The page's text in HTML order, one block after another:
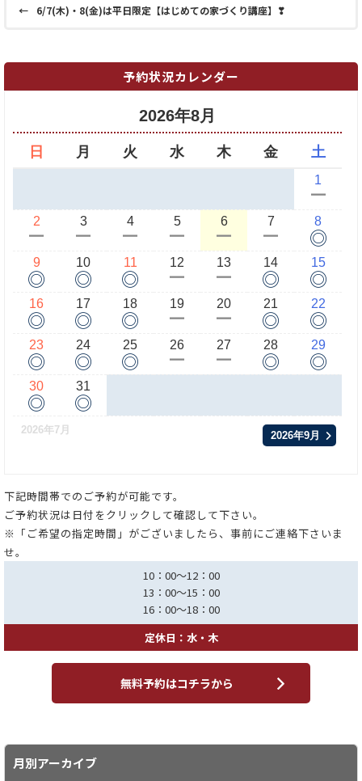
← 6/7(木)・8(金)は平日限定【はじめての家づくり講座】❣
予約状況カレンダー
2026年8月
日 月 火 水 木 金 土
1
ー
2
ー
3
ー
4
ー
5
ー
6
ー
7
ー
8
◎
9
◎
10
◎
11
◎
12
ー
13
ー
14
◎
15
◎
16
◎
17
◎
18
◎
19
ー
20
ー
21
◎
22
◎
23
◎
24
◎
25
◎
26
ー
27
ー
28
◎
29
◎
30
◎
31
◎
2026年7月 2026年9月
下記時間帯でのご予約が可能です。
ご予約状況は日付をクリックして確認して下さい。
※「ご希望の指定時間」がございましたら、事前にご連絡下さいま
せ。
10：00～12：00
13：00～15：00
16：00～18：00
定休日：水・木
無料予約はコチラから
月別アーカイブ